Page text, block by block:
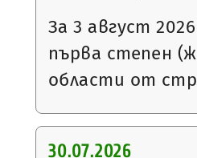
За 3 август
първа степен
области от
30.07.2026